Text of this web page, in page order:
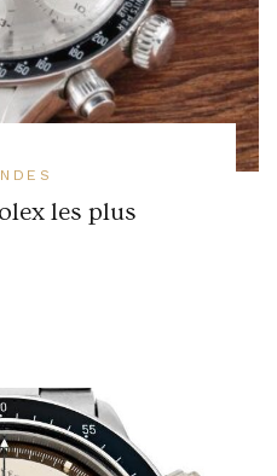
les plus